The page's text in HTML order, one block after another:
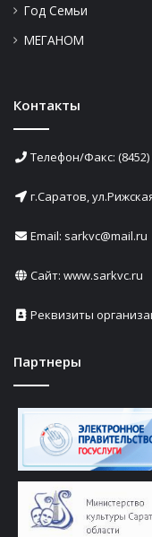
Год Семьи
МЕГАНОМ
Контакты
Телефон/Факс: (8452)
г.Саратов,
Email: sarkvc@mail.ru
Сайт: www.sarkvc.ru
Реквизиты
Партнеры